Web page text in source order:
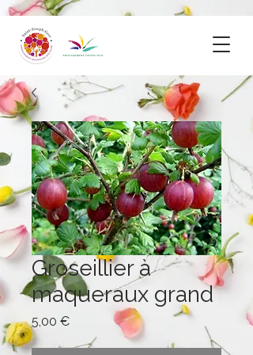
Groseillier à
maqueraux grand
5,00 €Prix